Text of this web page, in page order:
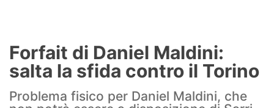
Formello
Infortuni
Forfait di Daniel Maldini:
salta la sfida contro il Torino
Problema fisico per Daniel Maldini, che